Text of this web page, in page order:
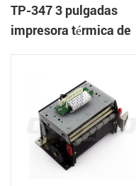
TP-347 3 pulgadas
impresora térmica de